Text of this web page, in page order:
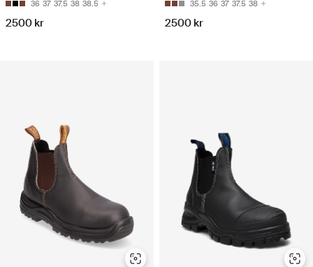
36 37 37.5 38 38.5
2500 kr
35.5 36 37 37.5 38
2500 kr